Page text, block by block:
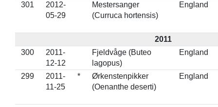
301
2012-
05-29
Mestersanger
(Curruca hortensis)
England
2011
300
2011-
12-12
Fjeldvåge (Buteo
lagopus)
England
299
2011-
11-25
*
Ørkenstenpikker
(Oenanthe deserti)
England